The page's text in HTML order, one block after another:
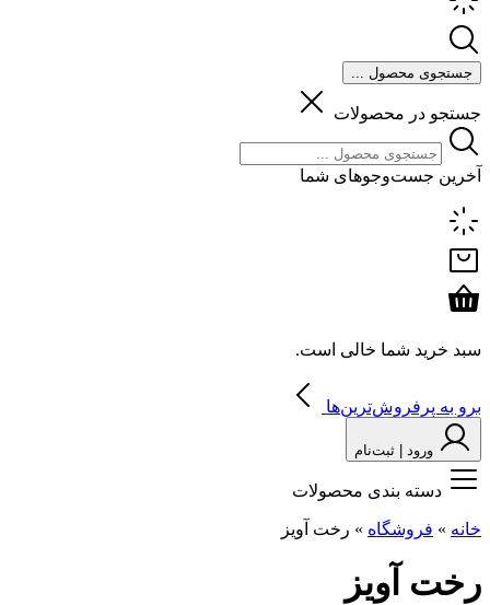
جستجوی محصول ...
جستجو در محصولات
آخرین جست‌وجوهای شما
سبد خرید شما خالی است.
برو به پرفروش‌ترین‌ها
ورود | ثبت‌نام
دسته بندی محصولات
خانه » فروشگاه » رخت آویز
رخت آویز